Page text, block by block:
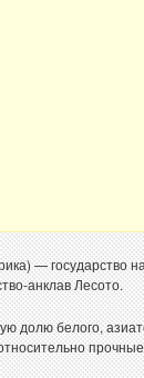
— государство
анклав Лесото.
белого,